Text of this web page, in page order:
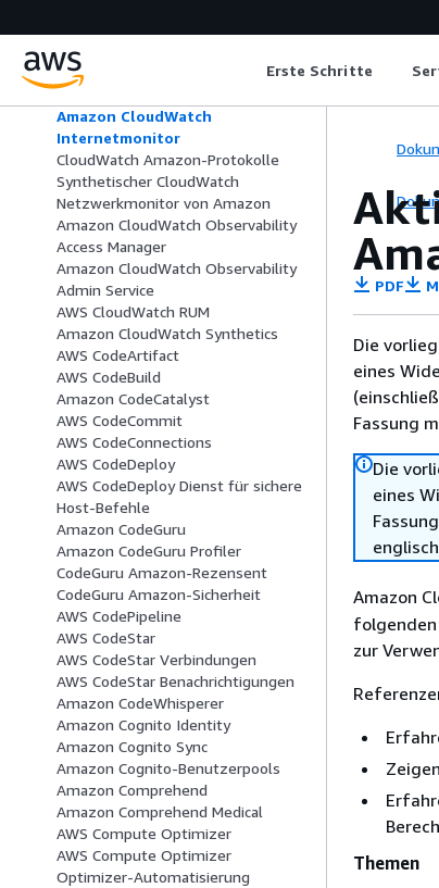
Erste Schritte
Amazon CloudWatch Application
Signals MCP-Server
Amazon CloudWatch offenbar
Amazon CloudWatch
Internetmonitor
CloudWatch Amazon-Protokolle
Synthetischer CloudWatch
Netzwerkmonitor von Amazon
Amazon CloudWatch Observability
Access Manager
Amazon CloudWatch Observability
Admin Service
AWS CloudWatch RUM
Amazon CloudWatch Synthetics
AWS CodeArtifact
AWS CodeBuild
Amazon CodeCatalyst
AWS CodeCommit
AWS CodeConnections
AWS CodeDeploy
AWS CodeDeploy Dienst für sichere
Host-Befehle
Amazon CodeGuru
Amazon CodeGuru Profiler
CodeGuru Amazon-Rezensent
CodeGuru Amazon-Sicherheit
AWS CodePipeline
AWS CodeStar
AWS CodeStar Verbindungen
AWS CodeStar Benachrichtigungen
Amazon CodeWhisperer
Amazon Cognito Identity
Amazon Cognito Sync
Amazon Cognito-Benutzerpools
Amazon Comprehend
Amazon Comprehend Medical
AWS Compute Optimizer
AWS Compute Optimizer
Optimizer-Automatisierung
PDF
Die
eines
Fassung
Die
eines
Amazon
folgenden
zur
Themen